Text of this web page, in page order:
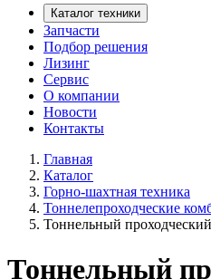
Каталог техники
Запчасти
Подбор решения
Лизинг
Сервис
О компании
Новости
Контакты
Главная
Каталог
Горно-шахтная техника
Тоннелепроходческие
Тоннельный
Тоннельный